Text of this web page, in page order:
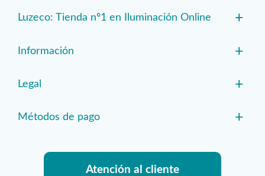
Luzeco: Tienda nº1 en Iluminación Online +
Información +
Legal +
Métodos de pago +
Atención al cliente